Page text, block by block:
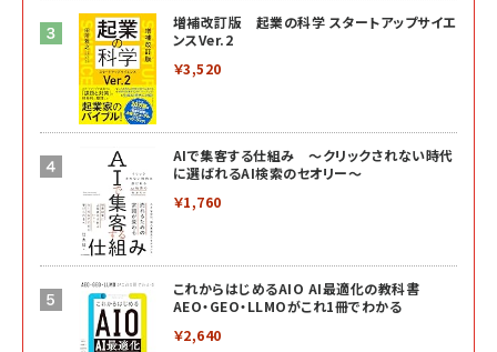
増補改訂版 起業の科学 スタートアップサイエ
ンスVer.2
￥3,520
AIで集客する仕組み ～クリックされない時代
に選ばれるAI検索のセオリー～
￥1,760
これからはじめるAIO AI最適化の教科書
AEO・GEO・LLMOがこれ1冊でわかる
￥2,640